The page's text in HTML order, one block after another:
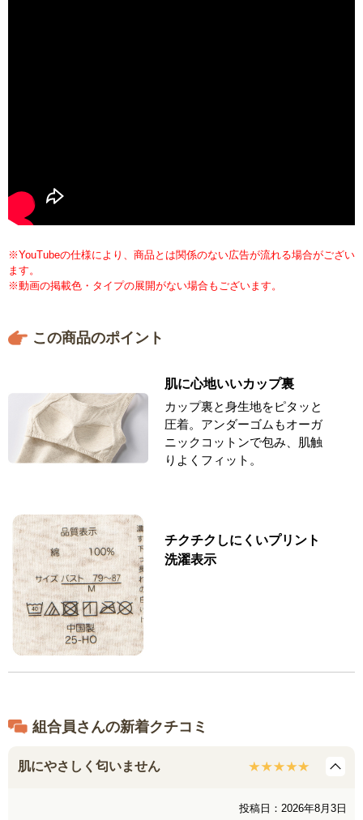
※YouTubeの仕様により、商品とは関係のない広告が流れる場合がござい
ます。
※動画の掲載色・タイプの展開がない場合もございます。
この商品のポイント
肌に心地いいカップ裏
カップ裏と身生地をピタッと
圧着。アンダーゴムもオーガ
ニックコットンで包み、肌触
りよくフィット。
チクチクしにくいプリント
洗濯表示
組合員さんの新着クチコミ
肌にやさしく匂いません
投稿日：2026年8月3日